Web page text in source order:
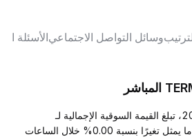
وسائل التواصل الاجتماعيالأسئلة
اعتبارًا من 9 أغسطس 2026، تبلغ القيمة السوقية الإجمالية لـ
TERMINAL نحو $2.86K، ما يمثل تغيرًا بنسبة 0.00% خلال الساعات